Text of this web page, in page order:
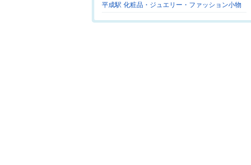
平成駅 化粧品・ジュエリー・ファッション小物